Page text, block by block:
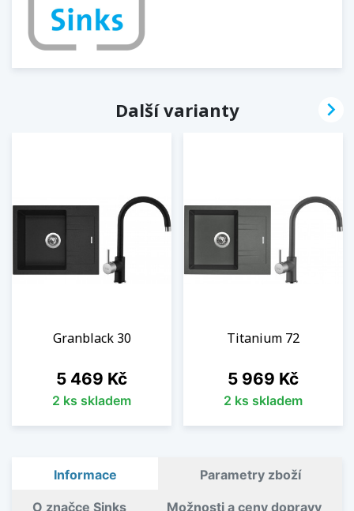
Další varianty
Granblack 30
Cena
5 469 Kč
2 ks skladem
Titanium 72
Cena
5 969 Kč
2 ks skladem

Informace Parametry zboží
O značce Sinks Možnosti a ceny dopravy